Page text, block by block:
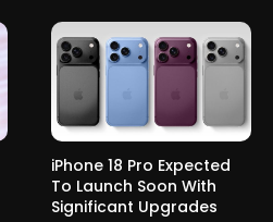
iPhone 18 Pro Expected
To Launch Soon With
Significant Upgrades